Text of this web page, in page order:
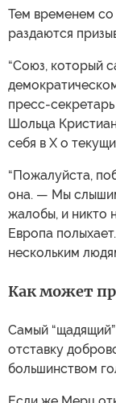
Тем временем со
раздаются
“Союз, который
пресс-
Шольца
себя в X о
“Пожалуйста,
она. — Мы
жалобы, и никто
Европа
нескольким
Как может
Самый
отставку
большинством